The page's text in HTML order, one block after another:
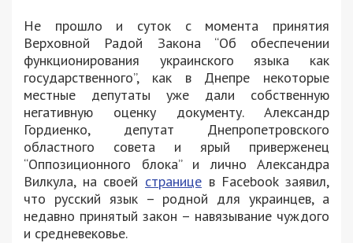
Не прошло и суток с момента принятия
Верховной Радой Закона “Об обеспечении
функционирования украинского языка как
государственного”, как в Днепре некоторые
местные депутаты уже дали собственную
негативную оценку документу. Александр
Гордиенко, депутат Днепропетровского
областного совета и ярый приверженец
“Оппозиционного блока” и лично Александра
Вилкула, на своей странице в Facebook заявил,
что русский язык – родной для украинцев, а
недавно принятый закон – навязывание чуждого
и средневековье.